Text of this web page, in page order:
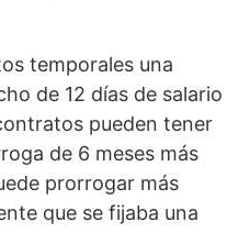
temporales una
de 12 días de salario
pueden tener
de 6 meses más
prorrogar más
que se fijaba una